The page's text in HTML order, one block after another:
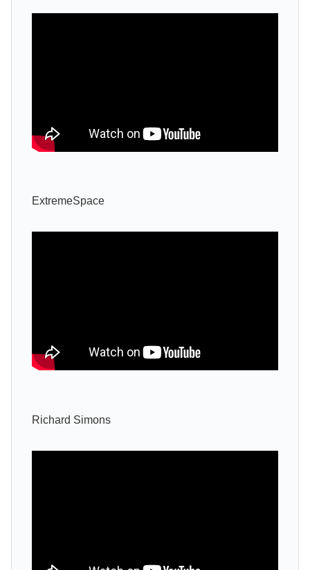
ExtremeSpace
Richard Simons